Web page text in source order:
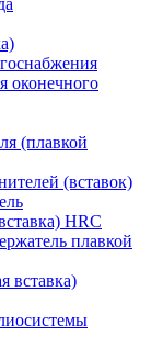
оконечного
(плавкой
(вставок)
HRC
плавкой
вставка)